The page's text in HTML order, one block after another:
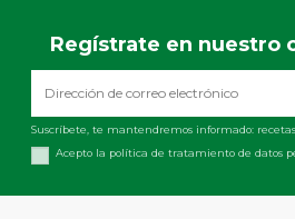
Regístrate en nuestro
Suscríbete, te mantendremos informado:
Acepto la política de tratamiento de datos